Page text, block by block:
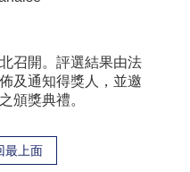
召開。評選結果由法
及通知得獎人，並邀
頒獎典禮。
最上面